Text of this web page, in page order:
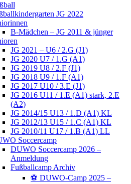
JG 2022
B-Mädchen – JG 2011 & jünger
JG 2021 – U6 / 2.G (J1)
JG 2020 U7 / 1.G (A1)
JG 2019 U8 / 2.F (J1)
JG 2018 U9 / 1.F (A1)
JG 2017 U10 / 3.E (J1)
JG 2016 U11 / 1.E (A1) stark, 2.E
(A2)
JG 2014/15 U13 / 1.D (A1) KL
JG 2012/13 U15 / 1.C (A1) KL
JG 2010/11 U17 / 1.B (A1) LL
Soccercamp
DUWO Soccercamp 2026 –
Anmeldung
Fußballcamp Archiv
⚽️ DUWO-Camp 2025 –